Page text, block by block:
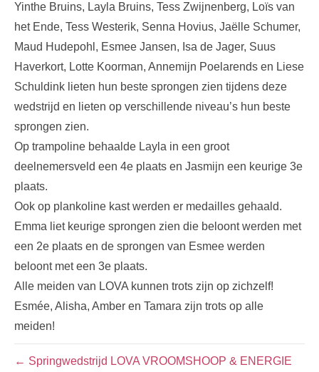
Yinthe Bruins, Layla Bruins, Tess Zwijnenberg, Loïs van
het Ende, Tess Westerik, Senna Hovius, Jaëlle Schumer,
Maud Hudepohl, Esmee Jansen, Isa de Jager, Suus
Haverkort, Lotte Koorman, Annemijn Poelarends en Liese
Schuldink lieten hun beste sprongen zien tijdens deze
wedstrijd en lieten op verschillende niveau’s hun beste
sprongen zien.
Op trampoline behaalde Layla in een groot
deelnemersveld een 4e plaats en Jasmijn een keurige 3e
plaats.
Ook op plankoline kast werden er medailles gehaald.
Emma liet keurige sprongen zien die beloont werden met
een 2e plaats en de sprongen van Esmee werden
beloont met een 3e plaats.
Alle meiden van LOVA kunnen trots zijn op zichzelf!
Esmée, Alisha, Amber en Tamara zijn trots op alle
meiden!
← Springwedstrijd LOVA VROOMSHOOP & ENERGIE